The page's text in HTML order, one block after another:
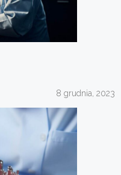
8 grudnia, 2023